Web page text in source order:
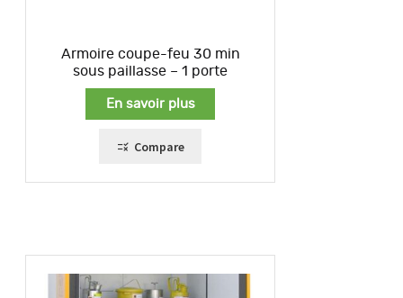
Armoire coupe-feu 30 min
sous paillasse – 1 porte
En savoir plus
Compare